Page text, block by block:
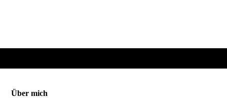
Über mich